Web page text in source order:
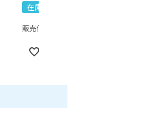
在庫品
販売価格(税込)